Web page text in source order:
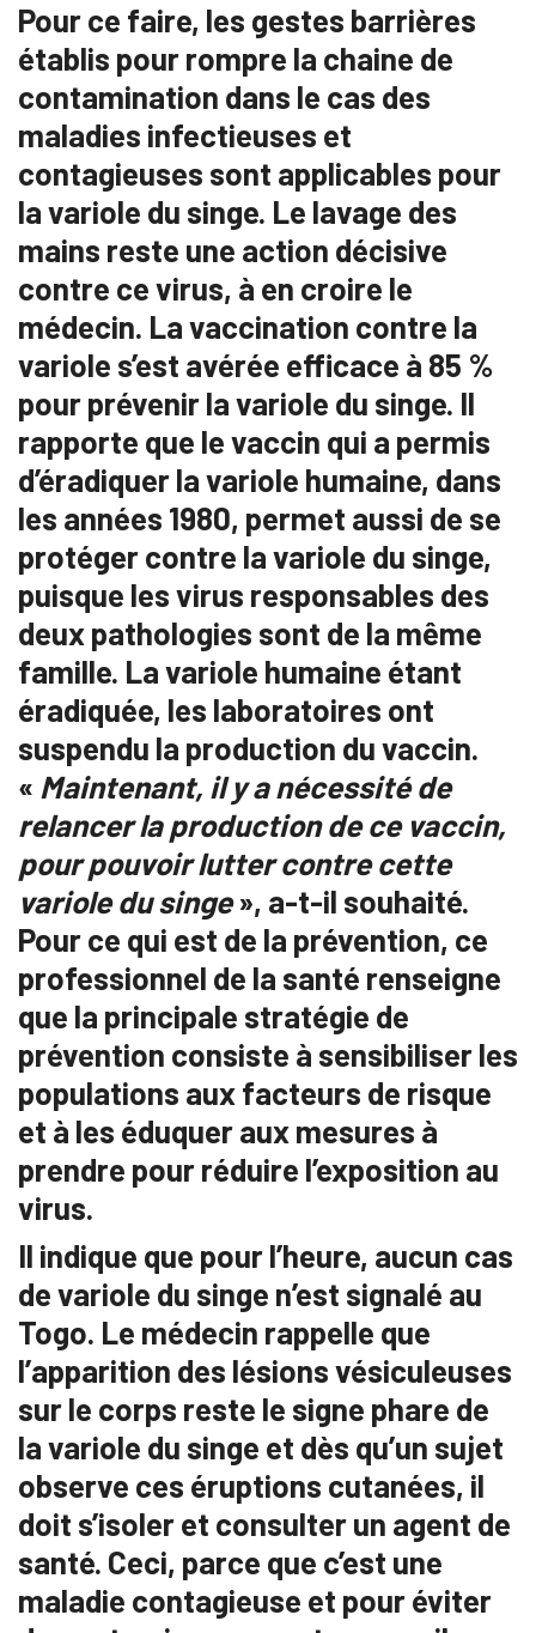
Pour ce faire, les gestes barrières
établis pour rompre la chaine de
contamination dans le cas des
maladies infectieuses et
contagieuses sont applicables pour
la variole du singe. Le lavage des
mains reste une action décisive
contre ce virus, à en croire le
médecin. La vaccination contre la
variole s’est avérée efficace à 85 %
pour prévenir la variole du singe. Il
rapporte que le vaccin qui a permis
d’éradiquer la variole humaine, dans
les années 1980, permet aussi de se
protéger contre la variole du singe,
puisque les virus responsables des
deux pathologies sont de la même
famille. La variole humaine étant
éradiquée, les laboratoires ont
suspendu la production du vaccin.
« Maintenant, il y a nécessité de
relancer la production de ce vaccin,
pour pouvoir lutter contre cette
variole du singe», a-t-il souhaité.
Pour ce qui est de la prévention, ce
professionnel de la santé renseigne
que la principale stratégie de
prévention consiste à sensibiliser les
populations aux facteurs de risque
et à les éduquer aux mesures à
prendre pour réduire l’exposition au
virus.
Il indique que pour l’heure, aucun cas
de variole du singe n’est signalé au
Togo. Le médecin rappelle que
l’apparition des lésions vésiculeuses
sur le corps reste le signe phare de
la variole du singe et dès qu’un sujet
observe ces éruptions cutanées, il
doit s’isoler et consulter un agent de
santé. Ceci, parce que c’est une
maladie contagieuse et pour éviter